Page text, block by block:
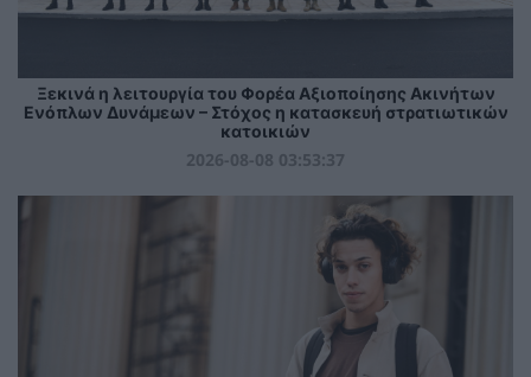
Ξεκινά η λειτουργία του Φορέα Αξιοποίησης Ακινήτων
Ενόπλων Δυνάμεων – Στόχος η κατασκευή στρατιωτικών
κατοικιών
2026-08-08 03:53:37